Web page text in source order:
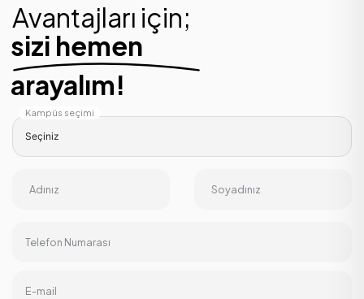
Avantajları için;
sizi hemen
arayalım!
Kampüs seçimi
Adınız Soyadınız
Telefon Numarası
E-mail